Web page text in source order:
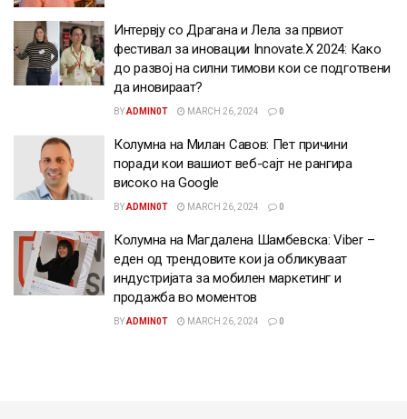
Интервју со Драгана и Лела за првиот
фестивал за иновации Innovate.X 2024: Како
до развој на силни тимови кои се подготвени
да иновираат?
BYADMIN0T MARCH 26, 2024 0
Колумна на Милан Савов: Пет причини
поради кои вашиот веб-сајт не рангира
високо на Google
BYADMIN0T MARCH 26, 2024 0
Колумна на Магдалена Шамбевска: Viber –
еден од трендовите кои ја обликуваат
индустријата за мобилен маркетинг и
продажба во моментов
BYADMIN0T MARCH 26, 2024 0